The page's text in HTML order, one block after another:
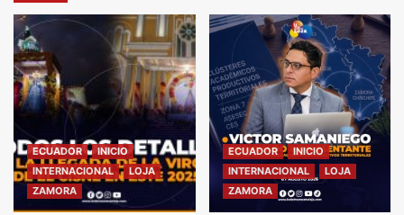
ECUADOR
INICIO
INTERNACIONAL
LOJA
ZAMORA
ECUADOR
INICIO
INTERNACIONAL
LOJA
ZAMORA